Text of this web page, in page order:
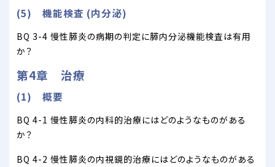
(5) 機能検査 (内分泌)
BQ 3-4 慢性膵炎の病期の判定に膵内分泌機能検査は有用
か？
第4章 治療
(1) 概要
BQ 4-1 慢性膵炎の内科的治療にはどのようなものがある
か？
BQ 4-2 慢性膵炎の内視鏡的治療にはどのようなものがある